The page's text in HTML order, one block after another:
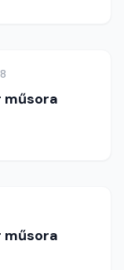
műsora
műsora